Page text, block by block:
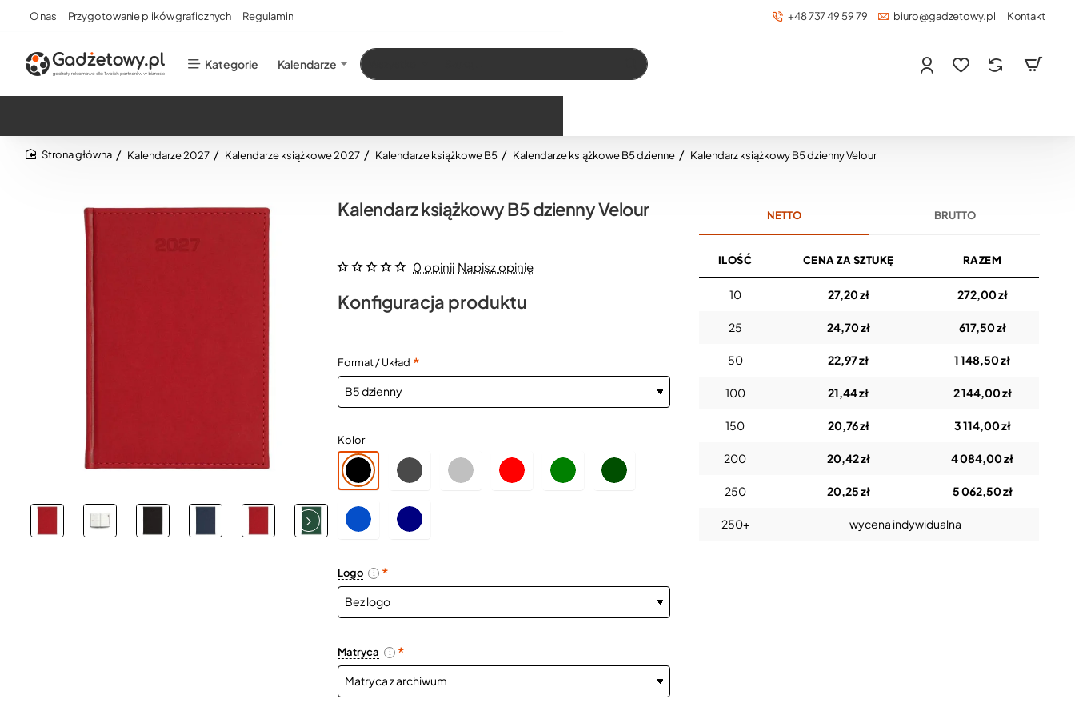
O nas Przygotowanie plików graficznych Regulamin +48 737 49 59 79 biuro@gadzetowy.pl Kontakt
Kategorie Kalendarze Szukaj…
Kalendarze 2027 Kalendarze książkowe 2027 Kalendarze książkowe B5 Kalendarze książkowe B5 dzienne Kalendarz książkowy B5 dzienny Velour
Kalendarz książkowy B5 dzienny Velour
0 opinii Napisz opinię
Konfiguracja produktu
Format / Układ
Kolor
Logo i
Matryca i
NETTO BRUTTO
ILOŚĆ CENA ZA SZTUKĘ RAZEM
10 27,20 zł 272,00 zł
25 24,70 zł 617,50 zł
50 22,97 zł 1 148,50 zł
100 21,44 zł 2 144,00 zł
150 20,76 zł 3 114,00 zł
200 20,42 zł 4 084,00 zł
250 20,25 zł 5 062,50 zł
250+ wycena indywidualna